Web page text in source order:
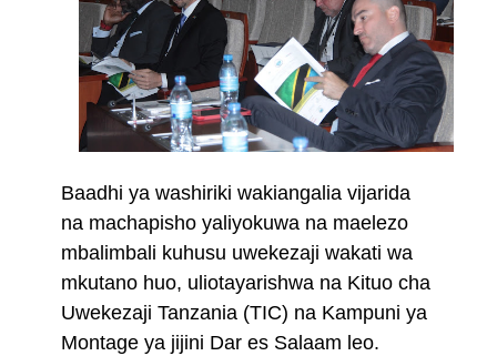
Baadhi ya washiriki wakiangalia vijarida
na machapisho yaliyokuwa na maelezo
mbalimbali kuhusu uwekezaji wakati wa
mkutano huo, uliotayarishwa na Kituo cha
Uwekezaji Tanzania (TIC) na Kampuni ya
Montage ya jijini Dar es Salaam leo.